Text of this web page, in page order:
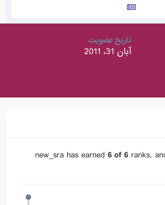
تاریخ عضویت
آبان 31، 2011
new_sra has earned 6 of 6 ranks,